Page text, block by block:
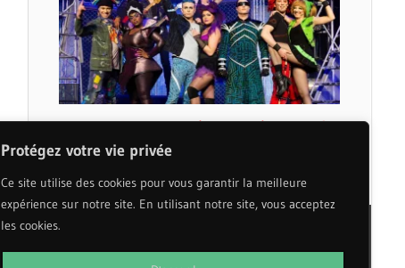
Protégez votre vie privée
Ce site utilise des cookies pour vous garantir la meilleure
expérience sur notre site. En utilisant notre site, vous acceptez
les cookies.